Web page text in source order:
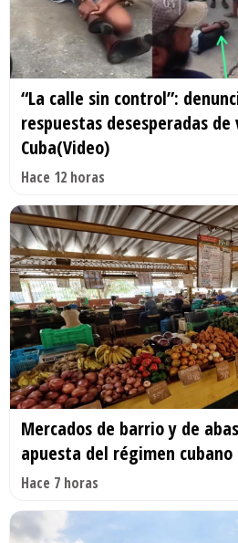
“La calle sin control”:
respuestas desesperadas de
Cuba(Video)
Hace 12 horas
Mercados de barrio y de
apuesta del régimen cubano
Hace 7 horas